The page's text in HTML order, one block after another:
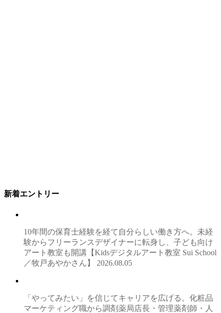
新着エントリー
10年間の保育士経験を経て自分らしい働き方へ。未経
験からフリーランスデザイナーに転身し、子ども向け
アート教室も開講【Kidsデジタルアート教室 Sui School
／牧戸あやかさん】 2026.08.05
「やってみたい」を信じてキャリアを広げる。化粧品
マーケティング職から調剤薬局店長・管理薬剤師・人